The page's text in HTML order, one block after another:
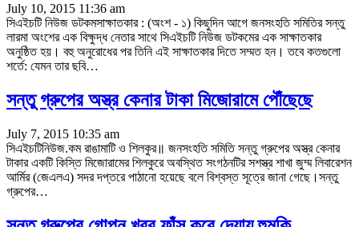
July 10, 2015 11:36 am
সিএইচটি নিউজ ডটকমসাক্ষাতকার : (অংশ - ১) কিছুদিন আগে জনসংহতি সমিতির সন্তু
লারমা অংশের এক বিক্ষুদ্ধ নেতার সাথে সিএইচটি নিউজ ডটকমের এক সাক্ষাতকার
অনুষ্ঠিত হয়। বহু অনুরোধের পর তিনি এই সাক্ষাতকার দিতে সম্মত হন। তবে কতগুলো
শর্তে: যেমন তার ছবি…
সন্তু গ্রুপের অস্ত্র কেনার টাকা মিজোরামে পৌঁছেছে
July 7, 2015 10:35 am
সিএইচটিনিউজ.কম রাঙামাটি ও শিলকুর॥ জনসংহতি সমিতি সন্তু গ্রুপের অস্ত্র কেনার
টাকার একটি কিস্তি মিজোরামের শিলকুরে অবস্থিত সংগঠনটির সশস্ত্র শাখা জুম্ম লিবারেশন
আর্মির (জেএলএ) সদর দপ্তরে পাঠানো হয়েছে বলে বিশ্বস্ত সূত্রে জানা গেছে।সন্তু
গ্রুপের…